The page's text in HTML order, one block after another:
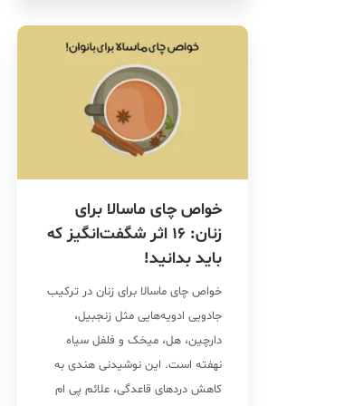
ترشح صفرا و تنظیم ریتم […]
خواص چای ماسالا برای
زنان: 16 اثر شگفت‌انگیز که
باید بدانید!
خواص چای ماسالا برای زنان در ترکیب
جادویی ادویه‌هایی مثل زنجبیل،
دارچین، هل، میخک و فلفل سیاه
نهفته است. این نوشیدنی هندی به
کاهش دردهای قاعدگی، علائم پی ام